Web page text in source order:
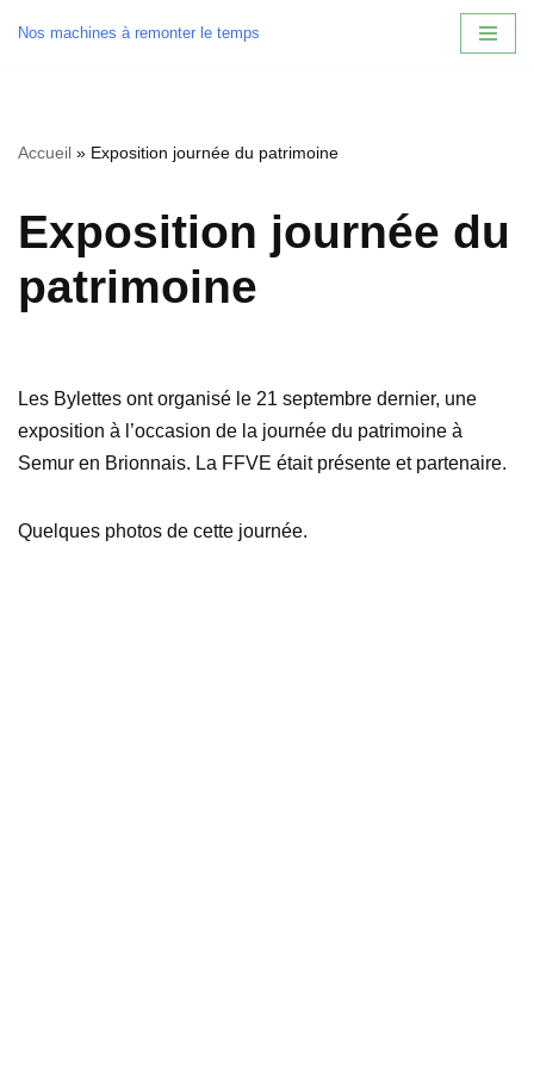
Nos machines à remonter le temps
Accueil » Exposition journée du patrimoine
Exposition journée du
patrimoine
Les Bylettes ont organisé le 21 septembre dernier, une
exposition à l’occasion de la journée du patrimoine à
Semur en Brionnais. La FFVE était présente et partenaire.
Quelques photos de cette journée.